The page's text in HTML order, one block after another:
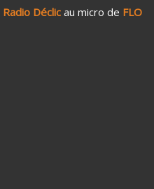
Radio Déclic au micro de FLO